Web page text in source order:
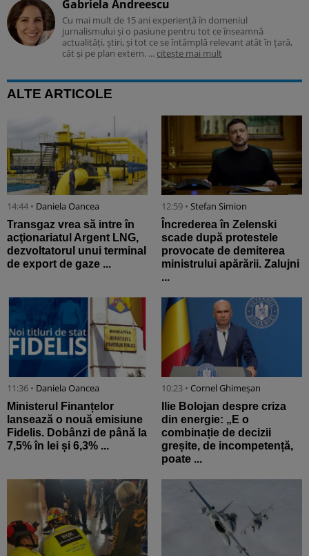
Gabriela Andreescu
Cu mai mult de 15 ani experiență în domeniul
jurnalismului și o pasiune pentru tot ce înseamnă
actualități, știri, și tot ce se întâmplă relevant atât în țară,
cât și pe plan extern. ... citește mai mult
ALTE ARTICOLE
14:44 • Daniela Oancea
Transgaz vrea să intre în
acţionariatul Argent LNG,
dezvoltatorul unui terminal
de export de gaze ...
12:59 • Stefan Simion
Încrederea în Zelenski
scade după protestele
provocate de demiterea
ministrului apărării. Zalujni
...
11:36 • Daniela Oancea
Ministerul Finanțelor
lansează o nouă emisiune
Fidelis. Dobânzi de până la
7,5% în lei și 6,3% ...
10:23 • Cornel Ghimeșan
Ilie Bolojan despre criza
din energie: „E o
combinație de decizii
greșite, de incompetență,
poate ...